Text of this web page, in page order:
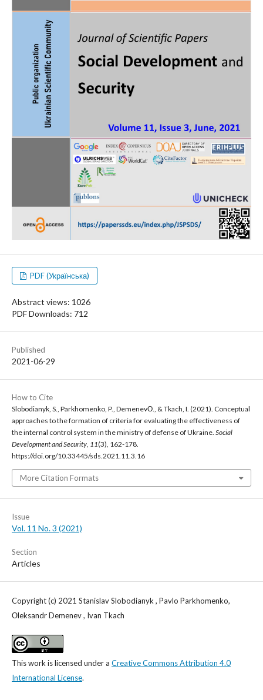
PDF (Українська)
Abstract views: 1026
PDF Downloads: 712
Published
2021-06-29
How to Cite
Slobodianyk, S., Parkhomenko, P., DemenevО., & Tkach, I. (2021). Conceptual
approaches to the formation of criteria for evaluating the effectiveness of
the internal control system in the ministry of defense of Ukraine. Social
Development and Security, 11(3), 162-178.
https://doi.org/10.33445/sds.2021.11.3.16
More Citation Formats
Issue
Vol. 11 No. 3 (2021)
Section
Articles
Copyright (c) 2021 Stanislav Slobodianyk , Pavlo Parkhomenko,
Оleksandr Demenev , Ivan Tkach
This work is licensed under a Creative Commons Attribution 4.0
International License.